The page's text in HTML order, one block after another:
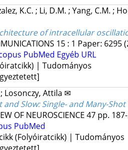
K.C. ; Li, D.M. ; Yang, C.M. ;
of intracellular
15: 1 Paper: 6295
PubMed Egyéb URL
| Tudományos
; Losonczy, Attila ✉
and Slow: Single- and Many-
OF NEUROSCIENCE 47 pp.
PubMed
(Folyóiratcikk) | Tudományos